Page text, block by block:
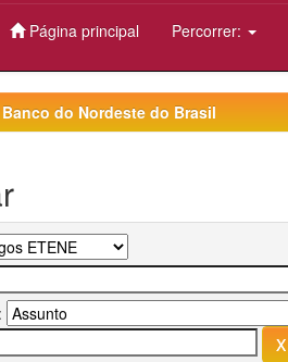
Página principal Percorrer:
Banco do Nordeste do Brasil